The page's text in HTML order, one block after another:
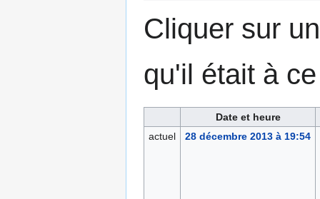
Cliquer sur
qu'il était à
Date et heure
actuel
28 décembre 2013 à 19:54